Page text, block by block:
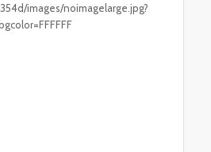
images/noimagelarge.jpg?